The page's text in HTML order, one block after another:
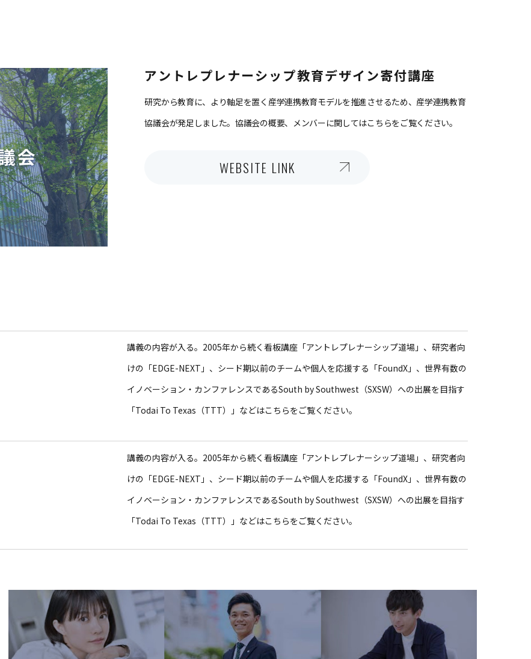
アントレプレナーシップ教育デザイン寄付講座
研究から教育に、より軸足を置く産学連携教育モデルを推進させるため、産学連携教育
協議会が発足しました。協議会の概要、メンバーに関してはこちらをご覧ください。
WEBSITE LINK
講義の内容が入る。2005年から続く看板講座「アントレプレナーシップ道場」、研究者向
けの「EDGE-NEXT」、シード期以前のチームや個人を応援する「FoundX」、世界有数の
イノベーション・カンファレンスであるSouth by Southwest（SXSW）への出展を目指す
「Todai To Texas（TTT）」などはこちらをご覧ください。
講義の内容が入る。2005年から続く看板講座「アントレプレナーシップ道場」、研究者向
けの「EDGE-NEXT」、シード期以前のチームや個人を応援する「FoundX」、世界有数の
イノベーション・カンファレンスであるSouth by Southwest（SXSW）への出展を目指す
「Todai To Texas（TTT）」などはこちらをご覧ください。